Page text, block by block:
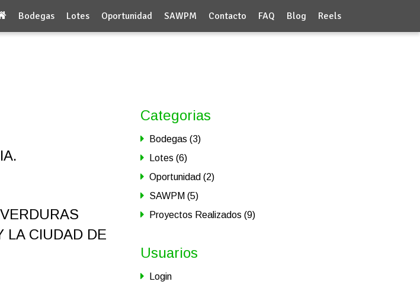
Bodegas Lotes Oportunidad SAWPM Contacto FAQ Blog Reels
LA CIUDAD DE
Categorias
Bodegas (3)
Lotes (6)
Oportunidad (2)
SAWPM (5)
Proyectos Realizados (9)
Usuarios
Login